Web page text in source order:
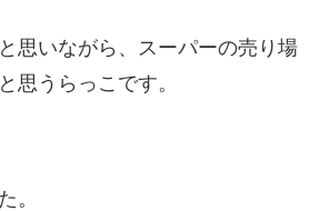
思いながら、スーパーの売り場
思うらっこです。
。